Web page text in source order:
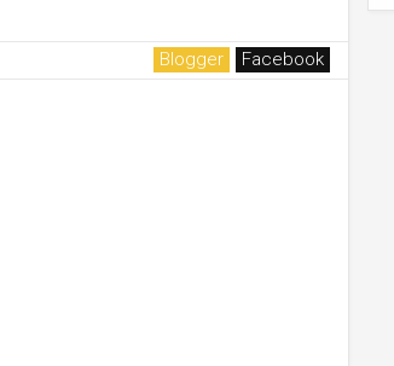
Blogger Facebook